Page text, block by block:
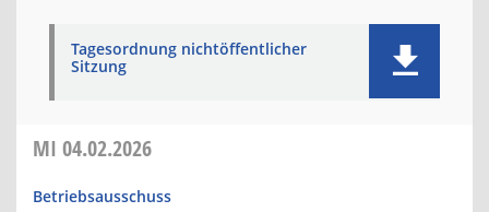
Tagesordnung nichtöffentlicher
Sitzung
MI 04.02.2026
Betriebsausschuss